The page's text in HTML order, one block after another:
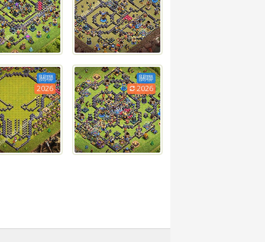
關聯
2026
關聯
2026